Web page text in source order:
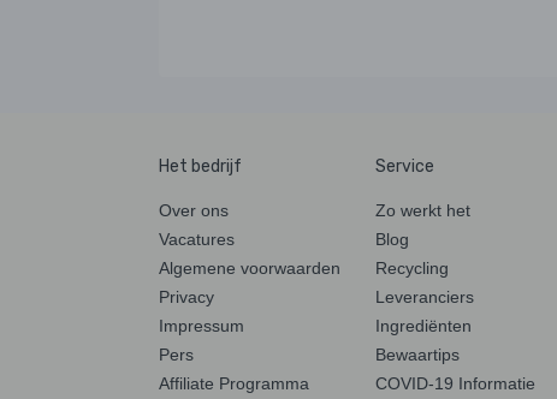
Het bedrijf
Over ons
Vacatures
Algemene voorwaarden
Privacy
Impressum
Pers
Affiliate Programma
Service
Zo werkt het
Blog
Recycling
Leveranciers
Ingrediënten
Bewaartips
COVID-19 Informatie